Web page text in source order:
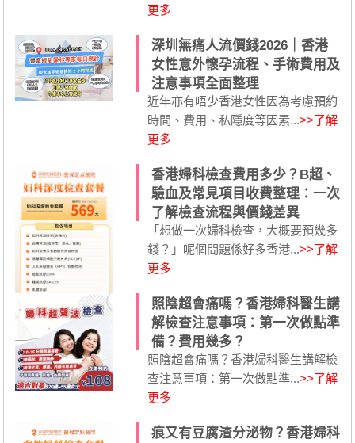
更多
深圳無痛人流價錢2026｜香港
女性意外懷孕流程、手術費用及
注意事項全面整理
近年亦有唔少香港女性因為考慮預約
時間、費用、私隱度等因素...>>了解
更多
香港婦科檢查費用多少？B超、
驗血及常見項目收費整理：一次
了解檢查流程與價錢差異
「想做一次婦科檢查，大概要預幾多
錢？」呢個問題係好多香港...>>了解
更多
照陰超會痛嗎？香港婦科醫生講
解檢查注意事項：第一次做點準
備？費用幾多？
照陰超會痛嗎？香港婦科醫生講解檢
查注意事項：第一次做點準...>>了解
更多
痕又有豆腐渣分泌物？香港婦科